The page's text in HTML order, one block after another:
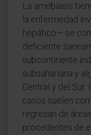
La amebiasis
la enfermedad
hepático— se
deficiente
subcontinente
subsahariana y
Central y del Sur.
casos suelen
regresan de
procedentes de